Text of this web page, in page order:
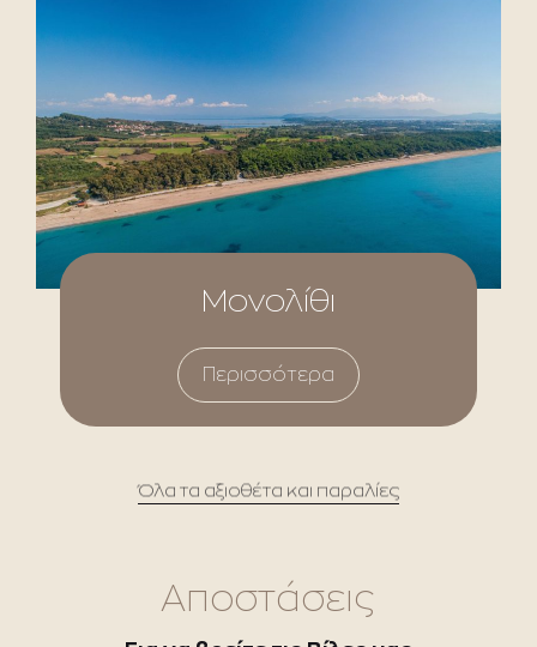
Μονολίθι
Περισσότερα
Όλα τα αξιοθέτα και παραλίες
Αποστάσεις